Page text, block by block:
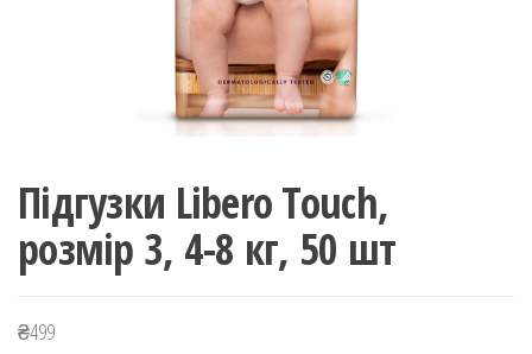
Підгузки Libero Touch,
розмір 3, 4-8 кг, 50 шт
₴499